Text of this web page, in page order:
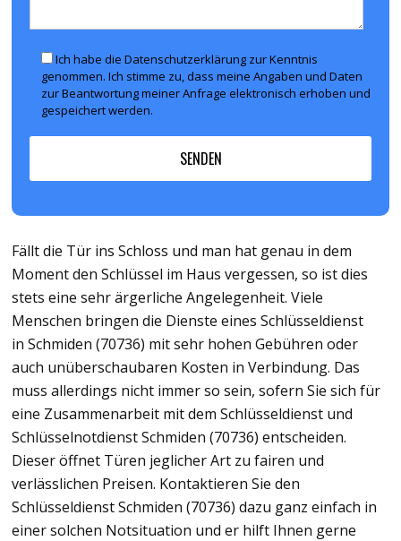
Ich habe die Datenschutzerklärung zur Kenntnis
genommen. Ich stimme zu, dass meine Angaben und Daten
zur Beantwortung meiner Anfrage elektronisch erhoben und
gespeichert werden.
Fällt die Tür ins Schloss und man hat genau in dem
Moment den Schlüssel im Haus vergessen, so ist dies
stets eine sehr ärgerliche Angelegenheit. Viele
Menschen bringen die Dienste eines Schlüsseldienst
in Schmiden (70736) mit sehr hohen Gebühren oder
auch unüberschaubaren Kosten in Verbindung. Das
muss allerdings nicht immer so sein, sofern Sie sich für
eine Zusammenarbeit mit dem Schlüsseldienst und
Schlüsselnotdienst Schmiden (70736) entscheiden.
Dieser öffnet Türen jeglicher Art zu fairen und
verlässlichen Preisen. Kontaktieren Sie den
Schlüsseldienst Schmiden (70736) dazu ganz einfach in
einer solchen Notsituation und er hilft Ihnen gerne